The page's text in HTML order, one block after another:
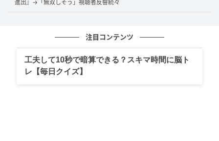
「うるっときた」 「山田監督だから見たい」といった
情報解禁の段階で作品世界に引き込まれた人も多く、
映像の美しさと制作陣への信頼感が、そのまま視聴意
欲につながっているようです。さらに「本当に待ち遠
進出』→「無双しそう」視聴者反響続々
注目コンテンツ
工夫して10秒で暗算できる？スキマ時間に脳ト
レ【毎日クイズ】